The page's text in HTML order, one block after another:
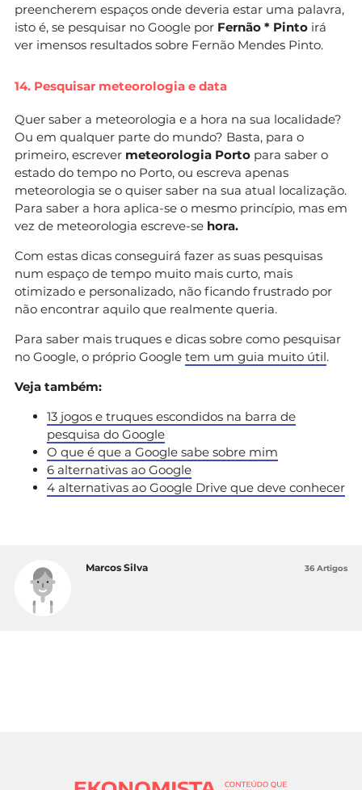
preencherem espaços onde deveria estar uma palavra,
isto é, se pesquisar no Google por Fernão * Pinto irá
ver imensos resultados sobre Fernão Mendes Pinto.
14. Pesquisar meteorologia e data
Quer saber a meteorologia e a hora na sua localidade?
Ou em qualquer parte do mundo? Basta, para o
primeiro, escrever meteorologia Porto para saber o
estado do tempo no Porto, ou escreva apenas
meteorologia se o quiser saber na sua atual localização.
Para saber a hora aplica-se o mesmo princípio, mas em
vez de meteorologia escreve-se hora.
Com estas dicas conseguirá fazer as suas pesquisas
num espaço de tempo muito mais curto, mais
otimizado e personalizado, não ficando frustrado por
não encontrar aquilo que realmente queria.
Para saber mais truques e dicas sobre como pesquisar
no Google, o próprio Google tem um guia muito útil.
Veja também:
13 jogos e truques escondidos na barra de
pesquisa do Google
O que é que a Google sabe sobre mim
6 alternativas ao Google
4 alternativas ao Google Drive que deve conhecer
Marcos Silva 36 Artigos